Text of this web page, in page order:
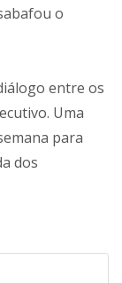
o
entre os
Uma
para
dos